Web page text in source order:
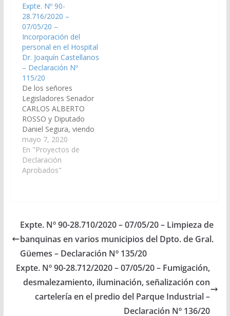
para el Hospital La
Caldera diferentes
siguientes insumos y
equipos médicos, a los
fines de mejorar la
calidad de atención
diaria en…
Expte. Nº 90-
28.716/2020 –
07/05/20 –
Incorporación del
personal en el Hospital
Dr. Joaquín Castellanos
– Declaración Nº
115/20
De los señores
Legisladores Senador
CARLOS ALBERTO
ROSSO y Diputado
Daniel Segura, viendo
con agrado que el
agrado que el Poder
Ejecutivo Provincial a
través de los
incorporación de
personal (enfermeros,
técnicos, mucamas,
mantenimiento), en el
Hospital Dr. Joaquín
Castellanos Área
Operativa…
mayo 7, 2020
En "Proyectos de
Declaración
Aprobados"
Expte. Nº 90-28.710/2020 – 07/05/20 – Limpieza de
banquinas en varios municipios del Dpto. de Gral.
Güemes – Declaración Nº 135/20
Expte. Nº 90-28.712/2020 – 07/05/20 – Fumigación,
desmalezamiento, iluminación, señalización con
cartelería en el predio del Parque Industrial –
Declaración Nº 136/20